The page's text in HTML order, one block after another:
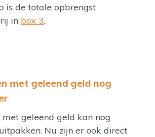
is de totale opbrengst
in box 3.
met geleend geld nog
met geleend geld kan nog
Nu zijn er ook direct